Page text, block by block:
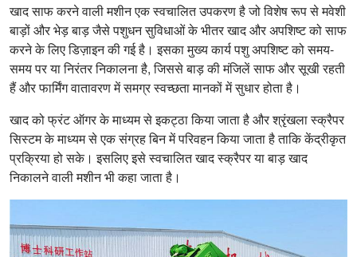
खाद साफ करने वाली मशीन एक स्वचालित उपकरण है जो विशेष रूप से मवेशी
बाड़ों और भेड़ बाड़ जैसे पशुधन सुविधाओं के भीतर खाद और अपशिष्ट को साफ
करने के लिए डिज़ाइन की गई है। इसका मुख्य कार्य पशु अपशिष्ट को समय-
समय पर या निरंतर निकालना है, जिससे बाड़ की मंजिलें साफ और सूखी रहती
हैं और फार्मिंग वातावरण में समग्र स्वच्छता मानकों में सुधार होता है।
खाद को फ्रंट ऑगर के माध्यम से इकट्ठा किया जाता है और श्रृंखला स्क्रैपर
सिस्टम के माध्यम से एक संग्रह बिन में परिवहन किया जाता है ताकि केंद्रीकृत
प्रक्रिया हो सके। इसलिए इसे स्वचालित खाद स्क्रैपर या बाड़ खाद
निकालने वाली मशीन भी कहा जाता है।